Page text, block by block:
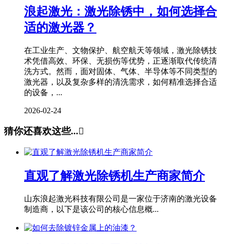
浪起激光：激光除锈中，如何选择合
适的激光器？
在工业生产、文物保护、航空航天等领域，激光除锈技
术凭借高效、环保、无损伤等优势，正逐渐取代传统清
洗方式。然而，面对固体、气体、半导体等不同类型的
激光器，以及复杂多样的清洗需求，如何精准选择合适
的设备，...
2026-02-24
猜你还喜欢这些...
直观了解激光除锈机生产商家简介
山东浪起激光科技有限公司是一家位于济南的激光设备
制造商，以下是该公司的核心信息概...